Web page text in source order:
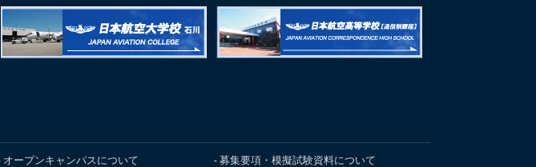
オープンキャンパスについて 募集要項・模擬試験資料について